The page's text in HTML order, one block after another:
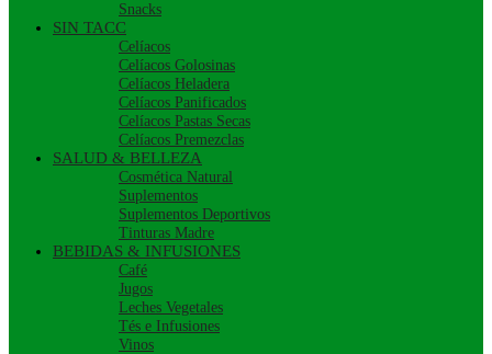
Snacks
SIN TACC
Celíacos
Celíacos Golosinas
Celíacos Heladera
Celíacos Panificados
Celíacos Pastas Secas
Celíacos Premezclas
SALUD & BELLEZA
Cosmética Natural
Suplementos
Suplementos Deportivos
Tinturas Madre
BEBIDAS & INFUSIONES
Café
Jugos
Leches Vegetales
Tés e Infusiones
Vinos